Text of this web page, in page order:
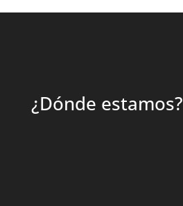
¿Dónde estamos?